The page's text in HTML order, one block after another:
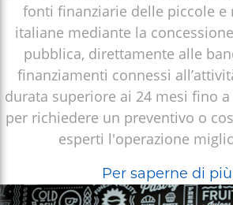
fonti finanziarie delle piccole e
italiane mediante la
pubblica, direttamente alle
finanziamenti connessi
durata superiore ai 24 mesi fino
per richiedere un preventivo o
esperti l'operazione
Per saperne di